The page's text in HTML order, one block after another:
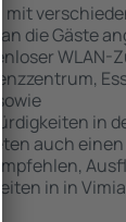
mit
die Gäste
WLAN-
in
auch einen
in in